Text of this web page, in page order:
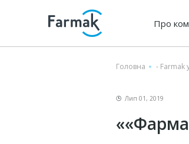
Про
Головна - Farmak
Лип 01, 2019